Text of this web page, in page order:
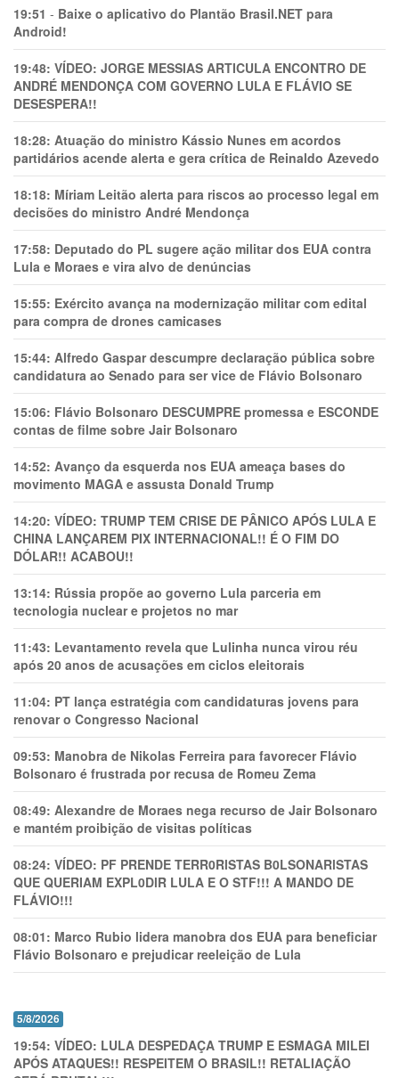
19:51 - Baixe o aplicativo do Plantão Brasil.NET para
Android!
19:48: VÍDEO: JORGE MESSIAS ARTICULA ENCONTRO DE
ANDRÉ MENDONÇA COM GOVERNO LULA E FLÁVIO SE
DESESPERA!!
18:28: Atuação do ministro Kássio Nunes em acordos
partidários acende alerta e gera crítica de Reinaldo Azevedo
18:18: Míriam Leitão alerta para riscos ao processo legal em
decisões do ministro André Mendonça
17:58: Deputado do PL sugere ação militar dos EUA contra
Lula e Moraes e vira alvo de denúncias
15:55: Exército avança na modernização militar com edital
para compra de drones camicases
15:44: Alfredo Gaspar descumpre declaração pública sobre
candidatura ao Senado para ser vice de Flávio Bolsonaro
15:06: Flávio Bolsonaro DESCUMPRE promessa e ESCONDE
contas de filme sobre Jair Bolsonaro
14:52: Avanço da esquerda nos EUA ameaça bases do
movimento MAGA e assusta Donald Trump
14:20: VÍDEO: TRUMP TEM CRlSE DE PÂNlCO APÓS LULA E
CHINA LANÇAREM PIX INTERNACIONAL!! É O FIM DO
DÓLAR!! ACABOU!!
13:14: Rússia propõe ao governo Lula parceria em
tecnologia nuclear e projetos no mar
11:43: Levantamento revela que Lulinha nunca virou réu
após 20 anos de acusações em ciclos eleitorais
11:04: PT lança estratégia com candidaturas jovens para
renovar o Congresso Nacional
09:53: Manobra de Nikolas Ferreira para favorecer Flávio
Bolsonaro é frustrada por recusa de Romeu Zema
08:49: Alexandre de Moraes nega recurso de Jair Bolsonaro
e mantém proibição de visitas políticas
08:24: VÍDEO: PF PRENDE TERR0RlSTAS B0LSONARlSTAS
QUE QUERIAM EXPL0DlR LULA E O STF!!! A MANDO DE
FLÁVIO!!!
08:01: Marco Rubio lidera manobra dos EUA para beneficiar
Flávio Bolsonaro e prejudicar reeleição de Lula
5/8/2026
19:54: VÍDEO: LULA DESPEDAÇA TRUMP E ESMAGA MILEI
APÓS ATAQUES!! RESPEITEM O BRASIL!! RETALIAÇÃO